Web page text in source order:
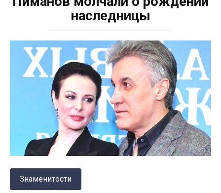
наследницы
Знаменитости